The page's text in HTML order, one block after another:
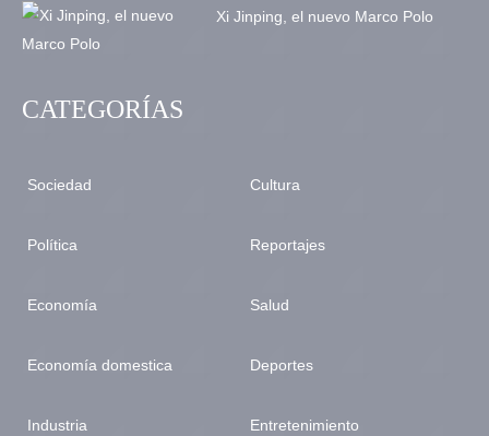
Xi Jinping, el nuevo Marco Polo
CATEGORÍAS
Sociedad
Política
Economía
Economía domestica
Industria
Cultura
Reportajes
Salud
Deportes
Entretenimiento